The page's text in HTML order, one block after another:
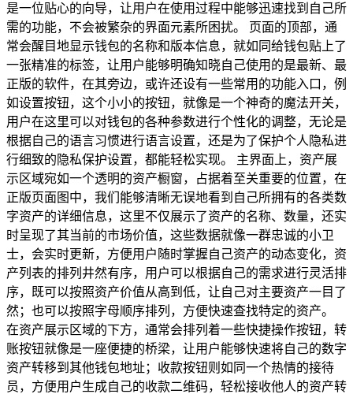
是一位贴心的向导，让用户在使用过程中能够迅速找到自己所
需的功能，不会被繁杂的界面元素所困扰。 页面的顶部，通
常会醒目地显示钱包的名称和版本信息，就如同给钱包贴上了
一张精准的标签，让用户能够明确知晓自己使用的是最新、最
正版的软件，在其旁边，或许还设有一些常用的功能入口，例
如设置按钮，这个小小的按钮，就像是一个神奇的魔法开关，
用户在这里可以对钱包的各种参数进行个性化的调整，无论是
根据自己的语言习惯进行语言设置，还是为了保护个人隐私进
行细致的隐私保护设置，都能轻松实现。 主界面上，资产展
示区域宛如一个透明的资产橱窗，占据着至关重要的位置，在
正版页面图中，我们能够清晰无误地看到自己所拥有的各类数
字资产的详细信息，这里不仅展示了资产的名称、数量，还实
时呈现了其当前的市场价值，这些数据就像一群忠诚的小卫
士，会实时更新，方便用户随时掌握自己资产的动态变化，资
产列表的排列井然有序，用户可以根据自己的需求进行灵活排
序，既可以按照资产价值从高到低，让自己对主要资产一目了
然；也可以按照字母顺序排列，方便快速查找特定的资产。
在资产展示区域的下方，通常会排列着一些快捷操作按钮，转
账按钮就像是一座便捷的桥梁，让用户能够快速将自己的数字
资产转移到其他钱包地址；收款按钮则如同一个热情的接待
员，方便用户生成自己的收款二维码，轻松接收他人的资产转